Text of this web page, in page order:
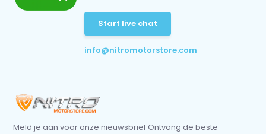
Start live chat
info@nitromotorstore.com
Meld je aan voor onze nieuwsbrief Ontvang de beste